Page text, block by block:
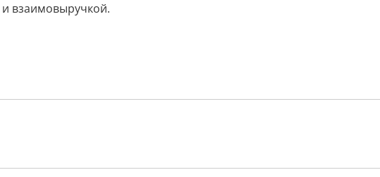
взаимовыручкой.